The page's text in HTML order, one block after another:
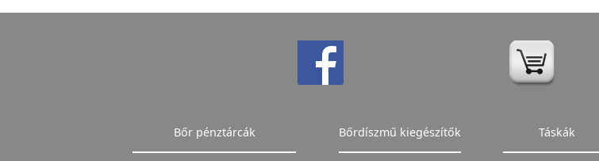
Bőr pénztárcák Bőrdíszmű kiegészítők Táskák